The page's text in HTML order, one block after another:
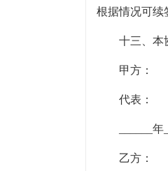
根据情况可续
十三、本
甲方：
代表：
______
乙方：